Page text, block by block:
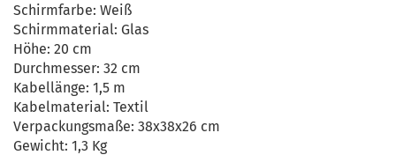
Schirmfarbe: Weiß
Schirmmaterial: Glas
Höhe: 20 cm
Durchmesser: 32 cm
Kabellänge: 1,5 m
Kabelmaterial: Textil
Verpackungsmaße: 38x38x26 cm
Gewicht: 1,3 Kg